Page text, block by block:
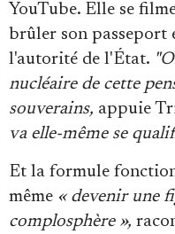
YouTube. Elle se
brûler son passeport
l'autorité de l'État.
nucléaire de cette
souverains, appuie
va elle-même se
Et la formule
même « devenir une
complosphère »,